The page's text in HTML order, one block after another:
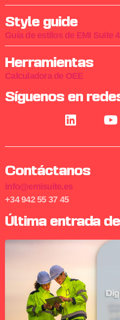
Style guide
Guía de estilos de EMI Suite
Herramientas
Calculadora de OEE
Síguenos en
Contáctanos
info@emisuite.es
+34 942 55 37 45
Última entrada